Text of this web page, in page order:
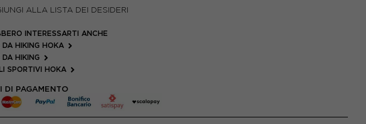
ALLA LISTA DEI DESIDERI
INTERESSARTI ANCHE
DA HIKING HOKA
DA HIKING
SPORTIVI HOKA
DI PAGAMENTO